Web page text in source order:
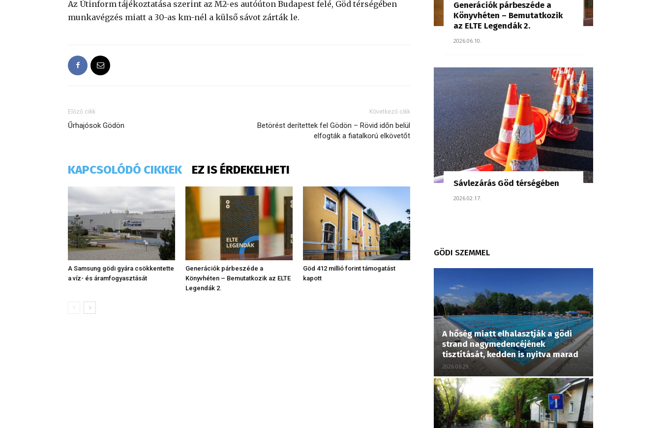
Az Útinform tájékoztatása szerint az M2-es autóúton Budapest felé, Göd térségében
munkavégzés miatt a 30-as km-nél a külső sávot zárták le.
Előző cikk
Űrhajósok Gödön
Következő cikk
Betörést derítettek fel Gödön – Rövid időn belül
elfogták a fiatalkorú elkövetőt
KAPCSOLÓDÓ CIKKEK EZ IS ÉRDEKELHETI
A Samsung gödi gyára csökkentette
a víz- és áramfogyasztását
Generációk párbeszéde a
Könyvhéten – Bemutatkozik az ELTE
Legendák 2.
Göd 412 millió forint támogatást
kapott
Generációk párbeszéde a
Könyvhéten – Bemutatkozik
az ELTE Legendák 2.
2026.06.10.
Sávlezárás Göd térségében
2026.02.17.
GÖDI SZEMMEL
A hőség miatt elhalasztják a gödi
strand nagymedencéjének
tisztítását, kedden is nyitva marad
2026.06.29.